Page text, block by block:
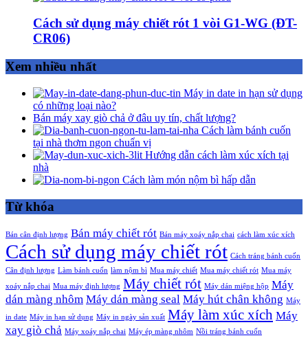
Cách sử dụng máy chiết rót 1 vòi G1-WG (ĐT-
CR06)
Xem nhiều nhất
Máy in date in hạn sử dụng
có những loại nào?
Bán máy xay giò chả ở đâu uy tín, chất lượng?
Cách làm bánh cuốn
tại nhà thơm ngon chuẩn vị
Hướng dẫn cách làm xúc xích tại
nhà
Cách làm món nộm bì hấp dẫn
Từ khóa
Bán cân định lượng Bán máy chiết rót Bán máy xoáy nắp chai cách làm xúc xích
Cách sử dụng máy chiết rót Cách tráng bánh cuốn
Cân định lượng Làm bánh cuốn làm nộm bì Mua máy chiết Mua máy chiết rót Mua máy
xoáy nắp chai Mua máy định lượng Máy chiết rót Máy dán miệng hộp Máy
dán màng nhôm Máy dán màng seal Máy hút chân không Máy
in date Máy in hạn sử dụng Máy in ngày sản xuất Máy làm xúc xích Máy
xay giò chả Máy xoáy nắp chai Máy ép màng nhôm Nồi tráng bánh cuốn